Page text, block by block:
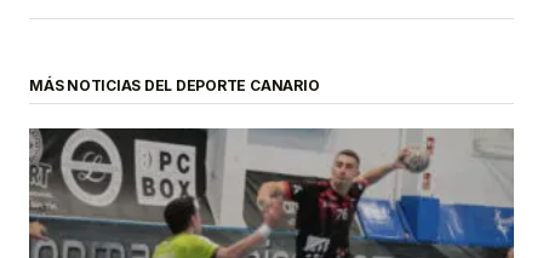
MÁS NOTICIAS DEL DEPORTE CANARIO